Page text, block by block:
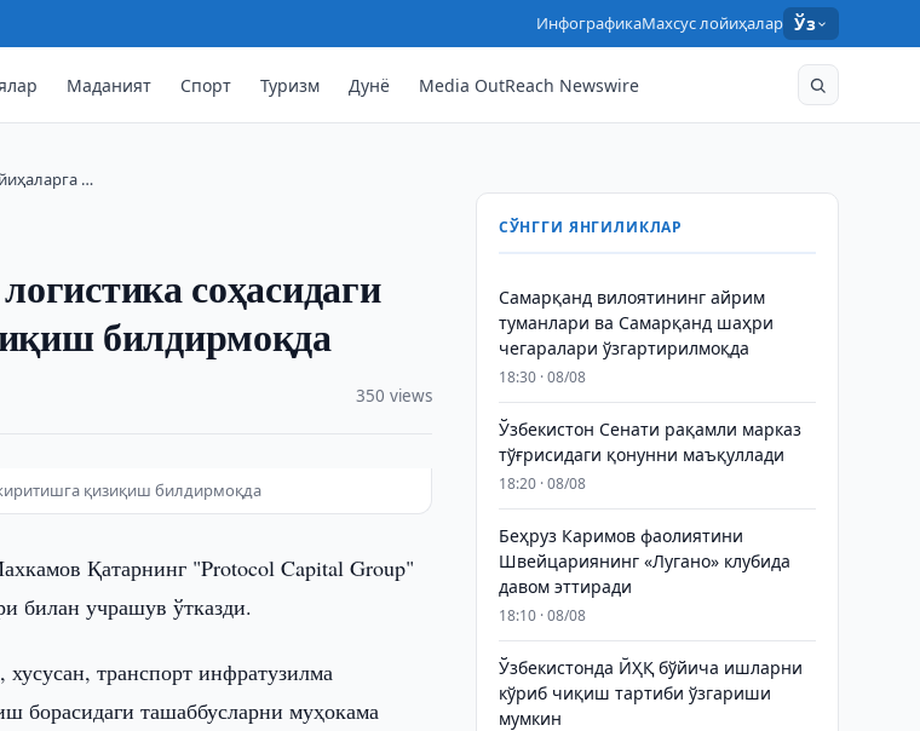
ИнфографикаМахсус лойиҳалар Ўз
Маданият Спорт Туризм Дунё Media OutReach Newswire
…
соҳасидаги
билдирмоқда
350 views
киритишга қизиқиш билдирмоқда
Қатарнинг "Protocol Capital Group"
билан учрашув ўтказди.
транспорт инфратузилма
борасидаги ташаббусларни муҳокама
СЎНГГИ ЯНГИЛИКЛАР
Самарқанд вилоятининг айрим
туманлари ва Самарқанд шаҳри
чегаралари ўзгартирилмоқда
18:30 · 08/08
Ўзбекистон Сенати рақамли марказ
тўғрисидаги қонунни маъқуллади
18:20 · 08/08
Беҳруз Каримов фаолиятини
Швейцариянинг «Лугано» клубида
давом эттиради
18:10 · 08/08
Ўзбекистонда ЙҲҚ бўйича ишларни
кўриб чиқиш тартиби ўзгариши
мумкин